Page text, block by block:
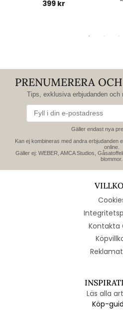
399 kr
PRENUMERERA
Tips, exklusiva erbjudanden och
Gäller endast nya
Kan ej kombineras med andra erbjudanden
online.
Gäller ej: WEBER, AMCA Studios,
blommor.
Kontakta
Läs alla
Köp-